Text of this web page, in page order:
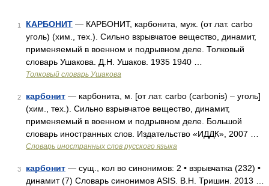
1 КАРБОНИТ — КАРБОНИТ, карбонита, муж. (от лат. carbo
уголь) (хим., тех.). Сильно взрывчатое вещество, динамит,
применяемый в военном и подрывном деле. Толковый
словарь Ушакова. Д.Н. Ушаков. 1935 1940 …
Толковый словарь Ушакова
2 карбонит — карбонита, м. [от лат. carbo (carbonis) – уголь]
(хим., тех.). Сильно взрывчатое вещество, динамит,
применяемый в военном и подрывном деле. Большой
словарь иностранных слов. Издательство «ИДДК», 2007 …
Словарь иностранных слов русского языка
3 карбонит — сущ., кол во синонимов: 2 • взрывчатка (232) •
динамит (7) Словарь синонимов ASIS. В.Н. Тришин. 2013 …